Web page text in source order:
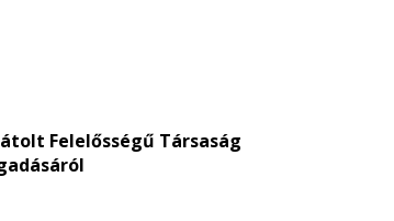
Felelősségű Társaság